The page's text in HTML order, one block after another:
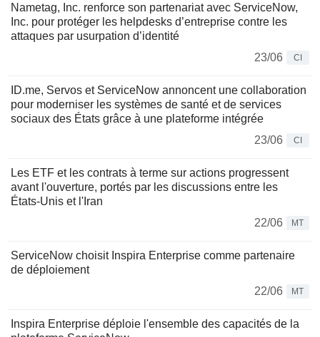
Nametag, Inc. renforce son partenariat avec ServiceNow,
Inc. pour protéger les helpdesks d’entreprise contre les
attaques par usurpation d’identité
23/06
CI
ID.me, Servos et ServiceNow annoncent une collaboration
pour moderniser les systèmes de santé et de services
sociaux des États grâce à une plateforme intégrée
23/06
CI
Les ETF et les contrats à terme sur actions progressent
avant l'ouverture, portés par les discussions entre les
États-Unis et l'Iran
22/06
MT
ServiceNow choisit Inspira Enterprise comme partenaire
de déploiement
22/06
MT
Inspira Enterprise déploie l'ensemble des capacités de la